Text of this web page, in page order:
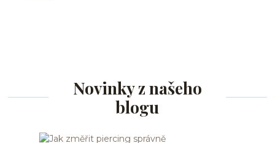
Novinky z našeho
blogu